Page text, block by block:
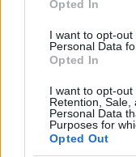
Opted In
I want to opt-
Personal Data
Opted In
I want to opt-out
Retention, Sale,
Personal Data
Purposes for
Opted Out